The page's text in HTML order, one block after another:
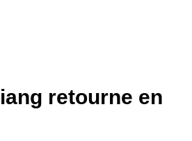
retourne en